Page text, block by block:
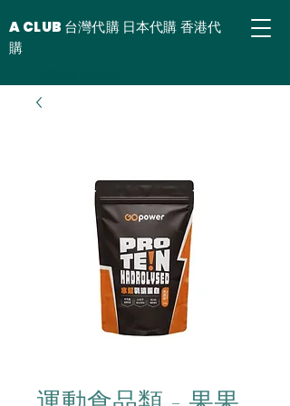
A CLUB 台灣代購 日本代購 香港代
購